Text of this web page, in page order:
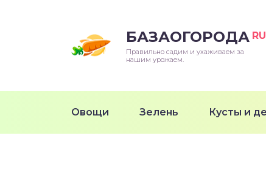
БАЗАОГОРОДА RU
Правильно садим и ухаживаем за
нашим урожаем.
Овощи Зелень Кусты и